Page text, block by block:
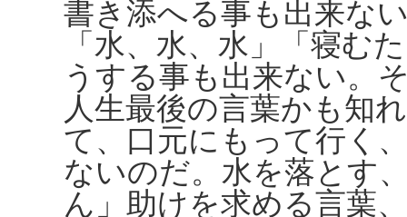
書き添へる事も出来な
「水、水、水」「寝む
うする事も出来ない。
人生最後の言葉かも知
て、口元にもって行く
ないのだ。水を落とす
ん」助けを求める言葉